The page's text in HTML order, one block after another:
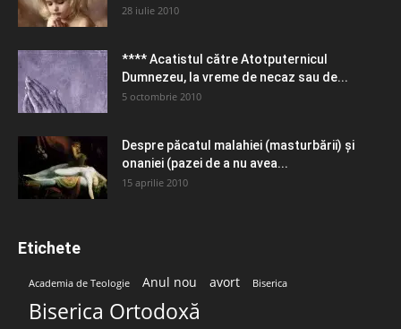
28 iulie 2010
**** Acatistul către Atotputernicul
Dumnezeu, la vreme de necaz sau de...
5 octombrie 2010
Despre păcatul malahiei (masturbării) şi
onaniei (pazei de a nu avea...
15 aprilie 2010
Etichete
Academia de Teologie Anul nou avort Biserica
Biserica Ortodoxă